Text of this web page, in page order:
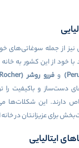
نیز از جمله سوغاتی‌های
خود از این کشور به
وفررو روشر (Ferrero Rocher)
دست‌ساز و باکیفیت را
دارند. این شکلات‌ها
برای عزیزانتان در
ایتالیایی